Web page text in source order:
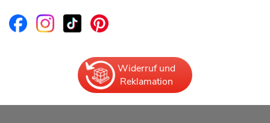
Widerruf und
Reklamation